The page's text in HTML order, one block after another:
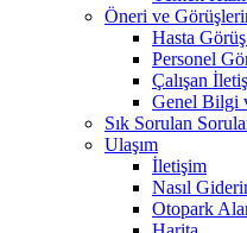
Öneri ve
Hasta
Personel
Çalışan
Genel Bilgi
Sık Sorulan
Ulaşım
İletişim
Nasıl
Otopark